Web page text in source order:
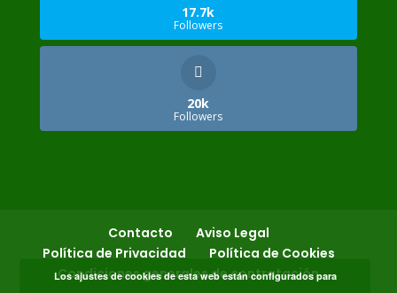
17.7k
Followers
20k
Followers
Contacto
Aviso Legal
Política de Privacidad
Política de Cookies
Condiciones generales de contratación
Los ajustes de cookies de esta web están configurados para